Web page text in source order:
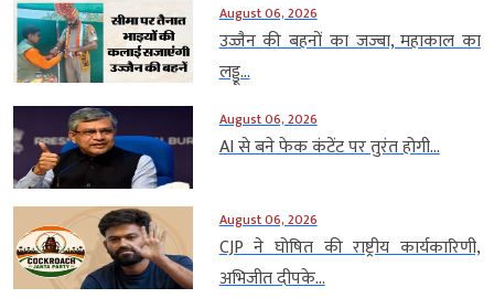
August 06, 2026
उज्जैन की बहनों का जज्बा, महाकाल का
लड्डू...
August 06, 2026
AI से बने फेक कंटेंट पर तुरंत होगी...
August 06, 2026
CJP ने घोषित की राष्ट्रीय कार्यकारिणी,
अभिजीत दीपके...